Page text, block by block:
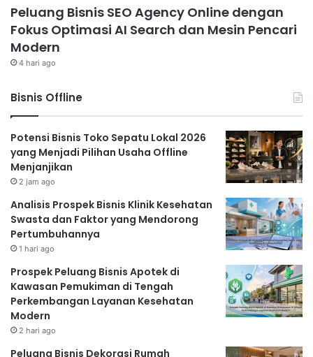
Peluang Bisnis SEO Agency Online dengan
Fokus Optimasi AI Search dan Mesin Pencari
Modern
4 hari ago
Bisnis Offline
Potensi Bisnis Toko Sepatu Lokal 2026
yang Menjadi Pilihan Usaha Offline
Menjanjikan
2 jam ago
Analisis Prospek Bisnis Klinik Kesehatan
Swasta dan Faktor yang Mendorong
Pertumbuhannya
1 hari ago
Prospek Peluang Bisnis Apotek di
Kawasan Pemukiman di Tengah
Perkembangan Layanan Kesehatan
Modern
2 hari ago
Peluang Bisnis Dekorasi Rumah